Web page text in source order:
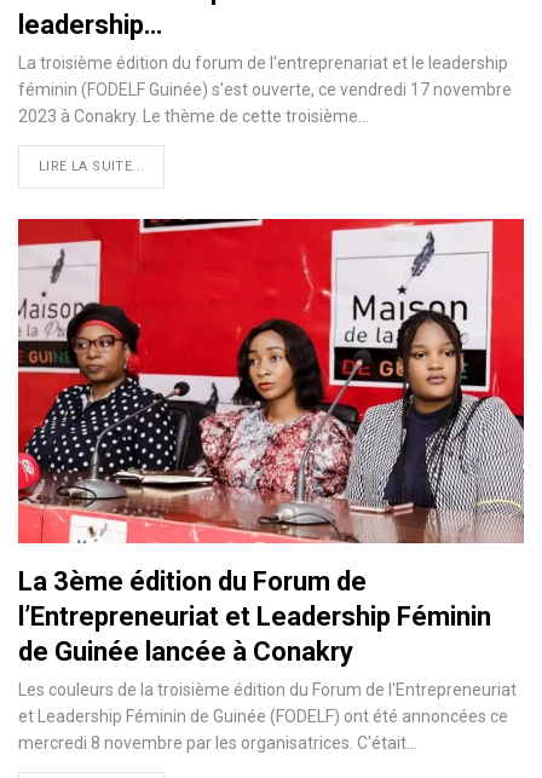
leadership…
La troisième édition du forum de l'entreprenariat et le leadership
féminin (FODELF Guinée) s'est ouverte, ce vendredi 17 novembre
2023 à Conakry. Le thème de cette troisième…
LIRE LA SUITE...
La 3ème édition du Forum de
l’Entrepreneuriat et Leadership Féminin
de Guinée lancée à Conakry
Les couleurs de la troisième édition du Forum de l'Entrepreneuriat
et Leadership Féminin de Guinée (FODELF) ont été annoncées ce
mercredi 8 novembre par les organisatrices. C'était…